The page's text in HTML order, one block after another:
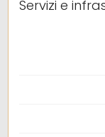
Servizi e
Balcone/